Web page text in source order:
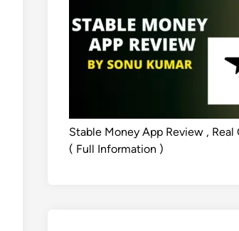
Stable Money App Review , Real
( Full Information )